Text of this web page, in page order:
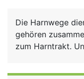
News
Die Harnwege
gehören
zum Harntrakt.